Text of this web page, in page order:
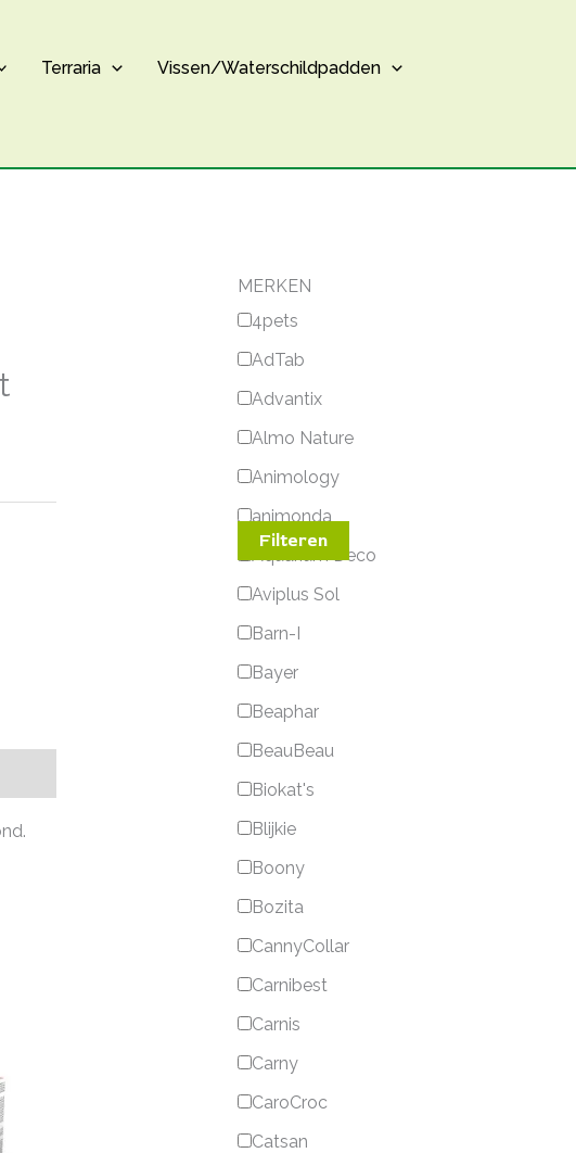
Terraria
Vissen/Waterschildpadden
MERKEN
4pets
AdTab
Advantix
Almo Nature
Animology
animonda
Aquarium Deco
Aviplus Sol
Barn-I
Bayer
Beaphar
BeauBeau
Biokat's
Blijkie
Boony
Bozita
CannyCollar
Carnibest
Carnis
Carny
CaroCroc
Catsan
Filteren